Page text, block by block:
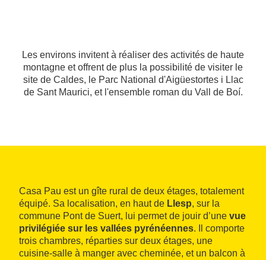
Les environs invitent à réaliser des activités de haute
montagne et offrent de plus la possibilité de visiter le
site de Caldes, le Parc National d'Aigüestortes i Llac
de Sant Maurici, et l'ensemble roman du Vall de Boí.
Casa Pau est un gîte rural de deux étages, totalement
équipé. Sa localisation, en haut de Llesp, sur la
commune Pont de Suert, lui permet de jouir d’une vue
privilégiée sur les vallées pyrénéennes. Il comporte
trois chambres, réparties sur deux étages, une
cuisine-salle à manger avec cheminée, et un balcon à